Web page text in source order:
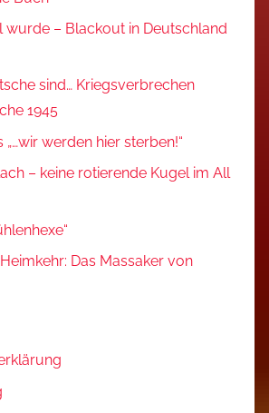
wurde – Blackout in Deutschland
sind… Kriegsverbrechen
1945
werden hier sterben!“
– keine rotierende Kugel im All
Das Massaker von